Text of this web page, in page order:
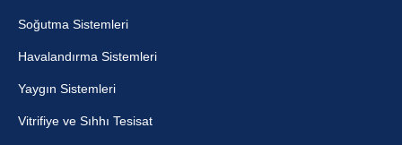
Soğutma Sistemleri
Havalandırma Sistemleri
Yaygın Sistemleri
Vitrifiye ve Sıhhı Tesisat